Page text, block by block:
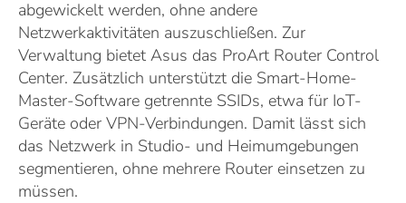
abgewickelt werden, ohne andere
Netzwerkaktivitäten auszuschließen. Zur
Verwaltung bietet Asus das ProArt Router Control
Center. Zusätzlich unterstützt die Smart-Home-
Master-Software getrennte SSIDs, etwa für IoT-
Geräte oder VPN-Verbindungen. Damit lässt sich
das Netzwerk in Studio- und Heimumgebungen
segmentieren, ohne mehrere Router einsetzen zu
müssen.